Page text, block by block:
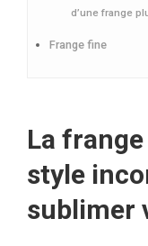
d’une frange
Frange fine
La
style
sublimer